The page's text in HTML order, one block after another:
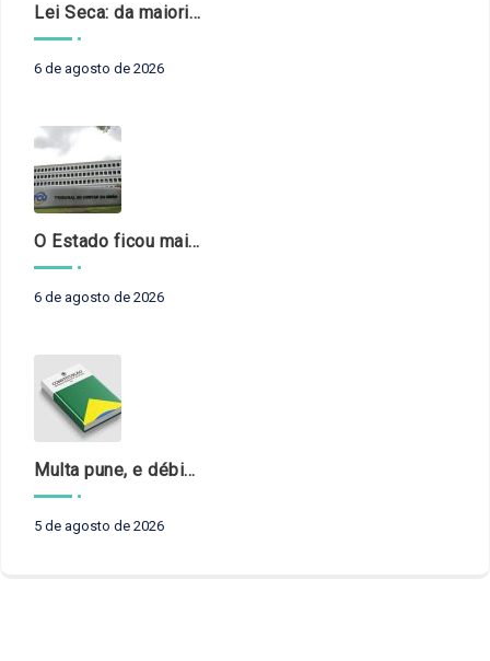
Lei Seca: da maioridade à maturidade
6 de agosto de 2026
O Estado ficou mais complexo. O controle precisa acompanhar
6 de agosto de 2026
Multa pune, e débito recompõe. § 3º do art. 71 da Constituição: um problema de legística formal
5 de agosto de 2026